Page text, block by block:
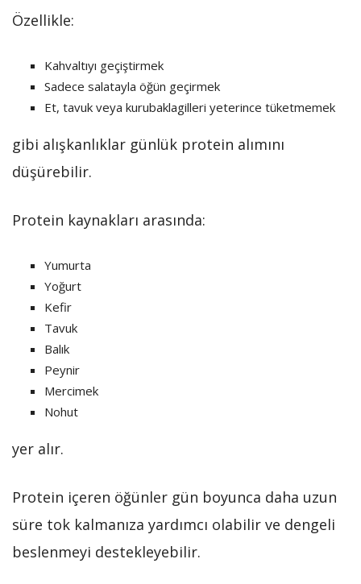
Özellikle:
Kahvaltıyı geçiştirmek
Sadece salatayla öğün geçirmek
Et, tavuk veya kurubaklagilleri yeterince tüketmemek
gibi alışkanlıklar günlük protein alımını
düşürebilir.
Protein kaynakları arasında:
Yumurta
Yoğurt
Kefir
Tavuk
Balık
Peynir
Mercimek
Nohut
yer alır.
Protein içeren öğünler gün boyunca daha uzun
süre tok kalmanıza yardımcı olabilir ve dengeli
beslenmeyi destekleyebilir.